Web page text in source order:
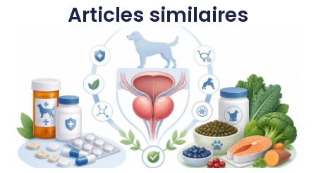
Articles similaires